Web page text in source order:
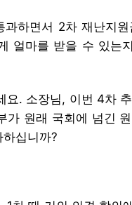
하면서 2차 재난지
얼마를 받을 수 있는
요. 소장님, 이번 4차
가 원래 국회에 넘긴
십니까?